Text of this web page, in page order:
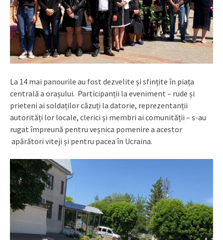
La 14 mai panourile au fost dezvelite și sfințite în piața
centrală a orașului. Participanții la eveniment – rude și
prieteni ai soldaților căzuți la datorie, reprezentanții
autorități lor locale, clerici și membri ai comunității – s-au
rugat împreună pentru veșnica pomenire a acestor
apărători viteji și pentru pacea în Ucraina.